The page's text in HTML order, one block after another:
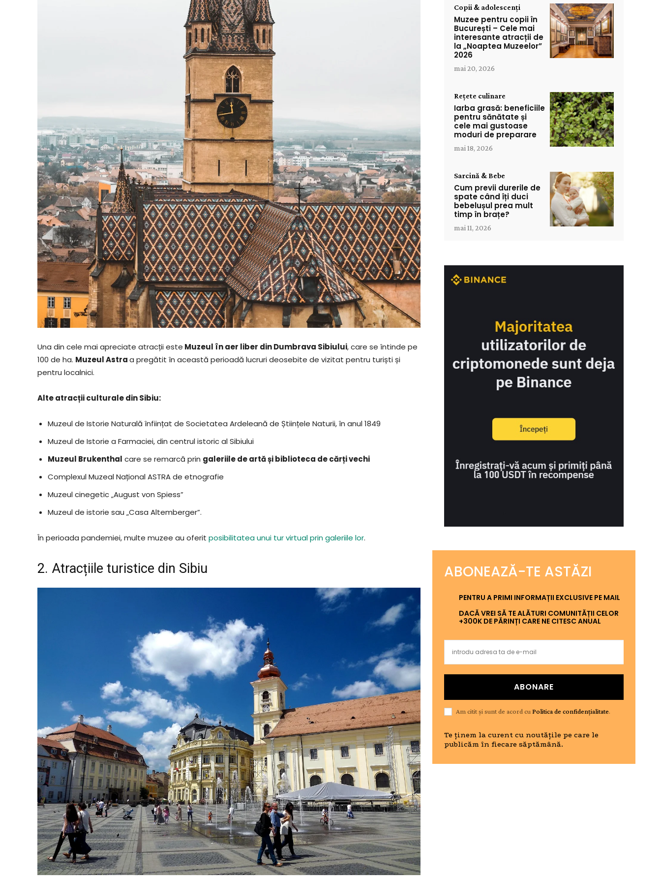
Una din cele mai apreciate atracții este Muzeul în aer liber din Dumbrava Sibiului, care se întinde pe
100 de ha. Muzeul Astraa pregătit în această perioadă lucruri deosebite de vizitat pentru turiști și
pentru localnici.
Alte atracții culturale din Sibiu:
Muzeul de Istorie Naturală înființat de Societatea Ardeleană de Științele Naturii, în anul 1849
Muzeul de Istorie a Farmaciei, din centrul istoric al Sibiului
Muzeul Brukenthal care se remarcă prin galeriile de artă și biblioteca de cărți vechi
Complexul Muzeal Național ASTRA de etnografie
Muzeul cinegetic „August von Spiess”
Muzeul de istorie sau „Casa Altemberger”.
În perioada pandemiei, multe muzee au oferit posibilitatea unui tur virtual prin galeriile lor.
2. Atracțiile turistice din Sibiu
Copii & adolescenți
Muzee pentru copii în
București – Cele mai
interesante atracții de
la „Noaptea Muzeelor”
2026
mai 20, 2026
Rețete culinare
Iarba grasă: beneficiile
pentru sănătate și
cele mai gustoase
moduri de preparare
mai 18, 2026
Sarcină & Bebe
Cum previi durerile de
spate când îți duci
bebelușul prea mult
timp în brațe?
mai 11, 2026
ABONEAZĂ-TE ASTĂZI
PENTRU A PRIMI INFORMAȚII EXCLUSIVE PE MAIL
DACĂ VREI SĂ TE ALĂTURI COMUNITĂȚII CELOR
+300K DE PĂRINȚI CARE NE CITESC ANUAL
ABONARE
Am citit și sunt de acord cuPolitica de confidențialitate.
Te ținem la curent cu noutățile pe care le
publicăm în fiecare săptămână.